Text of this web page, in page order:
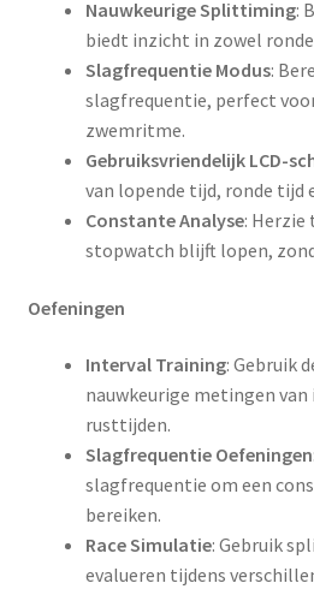
Nauwkeurige Splittiming:
biedt inzicht in zowel
Slagfrequentie Modus:
slagfrequentie, perfect
zwemritme.
Gebruiksvriendelijk LCD-
van lopende tijd, ronde tijd
Constante Analyse: Herzie
stopwatch blijft lopen,
Oefeningen
Interval Training: Gebruik
nauwkeurige metingen
rusttijden.
Slagfrequentie Oefeningen
slagfrequentie om een
bereiken.
Race Simulatie: Gebruik
evalueren tijdens